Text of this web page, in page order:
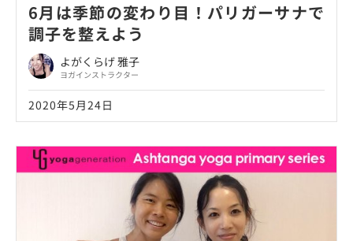
6月は季節の変わり目！パリガーサナで
調子を整えよう
よがくらげ 雅子
ヨガインストラクター
2020年5月24日